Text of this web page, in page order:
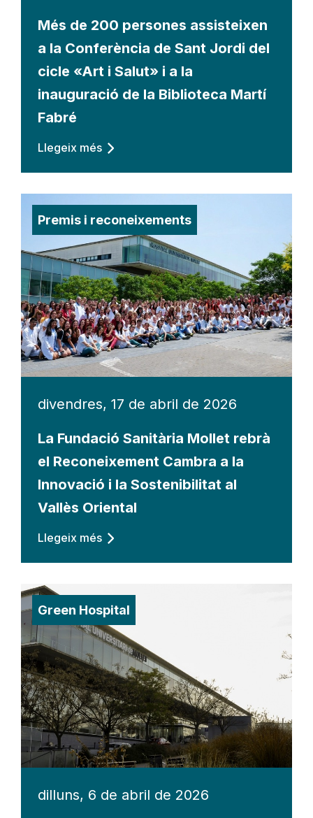
Més de 200 persones assisteixen
a la Conferència de Sant Jordi del
cicle «Art i Salut» i a la
inauguració de la Biblioteca Martí
Fabré
Llegeix més
Premis i reconeixements
divendres, 17 de abril de 2026
La Fundació Sanitària Mollet rebrà
el Reconeixement Cambra a la
Innovació i la Sostenibilitat al
Vallès Oriental
Llegeix més
Green Hospital
dilluns, 6 de abril de 2026